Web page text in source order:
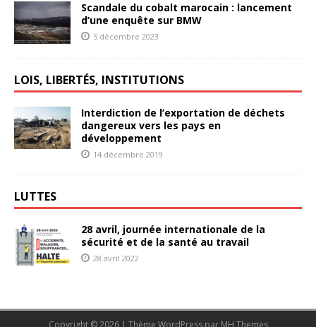
Scandale du cobalt marocain : lancement
d’une enquête sur BMW
5 décembre 2023
LOIS, LIBERTÉS, INSTITUTIONS
Interdiction de l’exportation de déchets
dangereux vers les pays en
développement
14 décembre 2019
LUTTES
28 avril, journée internationale de la
sécurité et de la santé au travail
28 avril 2022